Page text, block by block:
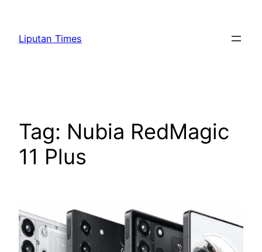
content
Liputan Times
Tag: Nubia RedMagic
11 Plus